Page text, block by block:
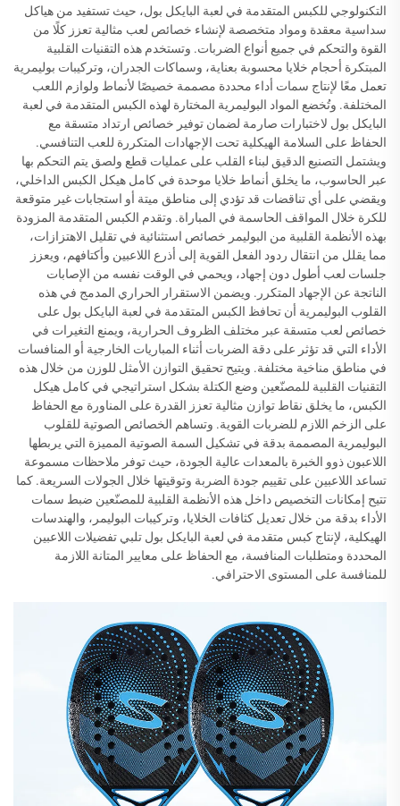
التكنولوجي للكبس المتقدمة في لعبة البايكل بول، حيث تستفيد من هياكل
سداسية معقدة ومواد متخصصة لإنشاء خصائص لعب مثالية تعزز كلًا من
القوة والتحكم في جميع أنواع الضربات. وتستخدم هذه التقنيات القلبية
المبتكرة أحجام خلايا محسوبة بعناية، وسماكات الجدران، وتركيبات بوليمرية
تعمل معًا لإنتاج سمات أداء محددة مصممة خصيصًا لأنماط ولوازم اللعب
المختلفة. وتُخضع المواد البوليمرية المختارة لهذه الكبس المتقدمة في لعبة
البايكل بول لاختبارات صارمة لضمان توفير خصائص ارتداد متسقة مع
الحفاظ على السلامة الهيكلية تحت الإجهادات المتكررة للعب التنافسي.
ويشتمل التصنيع الدقيق لبناء القلب على عمليات قطع ولصق يتم التحكم بها
عبر الحاسوب، ما يخلق أنماط خلايا موحدة في كامل هيكل الكبس الداخلي،
ويقضي على أي تناقضات قد تؤدي إلى مناطق ميتة أو استجابات غير متوقعة
للكرة خلال المواقف الحاسمة في المباراة. وتقدم الكبس المتقدمة المزودة
بهذه الأنظمة القلبية من البوليمر خصائص استثنائية في تقليل الاهتزازات،
مما يقلل من انتقال ردود الفعل القوية إلى أذرع اللاعبين وأكتافهم، ويعزز
جلسات لعب أطول دون إجهاد، ويحمي في الوقت نفسه من الإصابات
الناتجة عن الإجهاد المتكرر. ويضمن الاستقرار الحراري المدمج في هذه
القلوب البوليمرية أن تحافظ الكبس المتقدمة في لعبة البايكل بول على
خصائص لعب متسقة عبر مختلف الظروف الحرارية، ويمنع التغيرات في
الأداء التي قد تؤثر على دقة الضربات أثناء المباريات الخارجية أو المنافسات
في مناطق مناخية مختلفة. ويتيح تحقيق التوازن الأمثل للوزن من خلال هذه
التقنيات القلبية للمصنّعين وضع الكتلة بشكل استراتيجي في كامل هيكل
الكبس، ما يخلق نقاط توازن مثالية تعزز القدرة على المناورة مع الحفاظ
على الزخم اللازم للضربات القوية. وتساهم الخصائص الصوتية للقلوب
البوليمرية المصممة بدقة في تشكيل السمة الصوتية المميزة التي يربطها
اللاعبون ذوو الخبرة بالمعدات عالية الجودة، حيث توفر ملاحظات مسموعة
تساعد اللاعبين على تقييم جودة الضربة وتوقيتها خلال الجولات السريعة. كما
تتيح إمكانات التخصيص داخل هذه الأنظمة القلبية للمصنّعين ضبط سمات
الأداء بدقة من خلال تعديل كثافات الخلايا، وتركيبات البوليمر، والهندسات
الهيكلية، لإنتاج كبس متقدمة في لعبة البايكل بول تلبي تفضيلات اللاعبين
المحددة ومتطلبات المنافسة، مع الحفاظ على معايير المتانة اللازمة
للمنافسة على المستوى الاحترافي.